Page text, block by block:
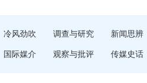
冷风劲吹 调查与研究 新闻思辨
国际媒介 观察与批评 传媒史话